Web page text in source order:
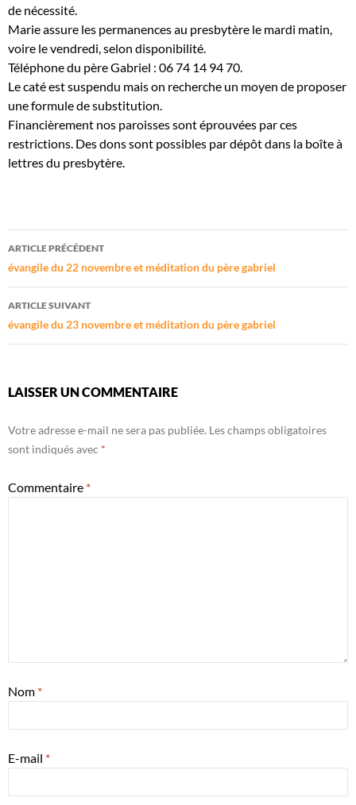
de nécessité.
Marie assure les permanences au presbytère le mardi matin,
voire le vendredi, selon disponibilité.
Téléphone du père Gabriel : 06 74 14 94 70.
Le caté est suspendu mais on recherche un moyen de proposer
une formule de substitution.
Financièrement nos paroisses sont éprouvées par ces
restrictions. Des dons sont possibles par dépôt dans la boîte à
lettres du presbytère.
Navigation
des
articles
ARTICLE PRÉCÉDENT
évangile du 22 novembre et méditation du père gabriel
ARTICLE SUIVANT
évangile du 23 novembre et méditation du père gabriel
LAISSER UN COMMENTAIRE
Votre adresse e-mail ne sera pas publiée. Les champs obligatoires
sont indiqués avec *
Commentaire *
Nom *
E-mail *